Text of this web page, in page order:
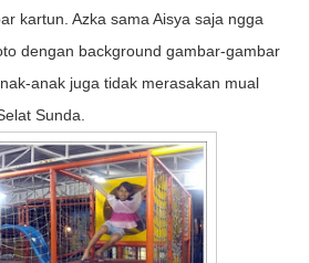
kartun. Azka sama Aisya saja ngga
dengan background gambar-gambar
anak juga tidak merasakan mual
Sunda.